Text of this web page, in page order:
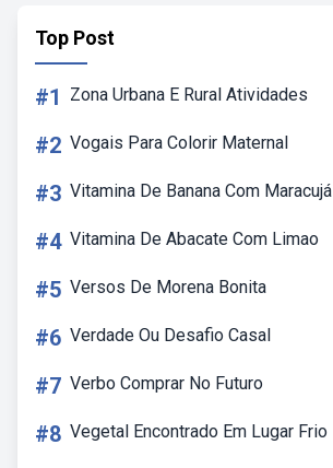
Top Post
#1 Zona Urbana E Rural Atividades
#2 Vogais Para Colorir Maternal
#3 Vitamina De Banana Com Maracujá
#4 Vitamina De Abacate Com Limao
#5 Versos De Morena Bonita
#6 Verdade Ou Desafio Casal
#7 Verbo Comprar No Futuro
#8 Vegetal Encontrado Em Lugar Frio